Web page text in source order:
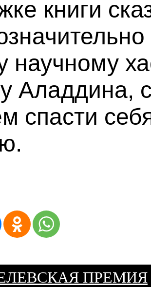
книги
научному
Аладдина,
спасти
ПРЕМИЯ